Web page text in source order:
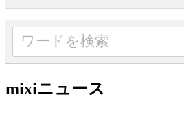
mixiニュース